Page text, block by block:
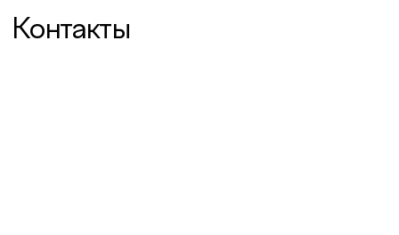
Контакты